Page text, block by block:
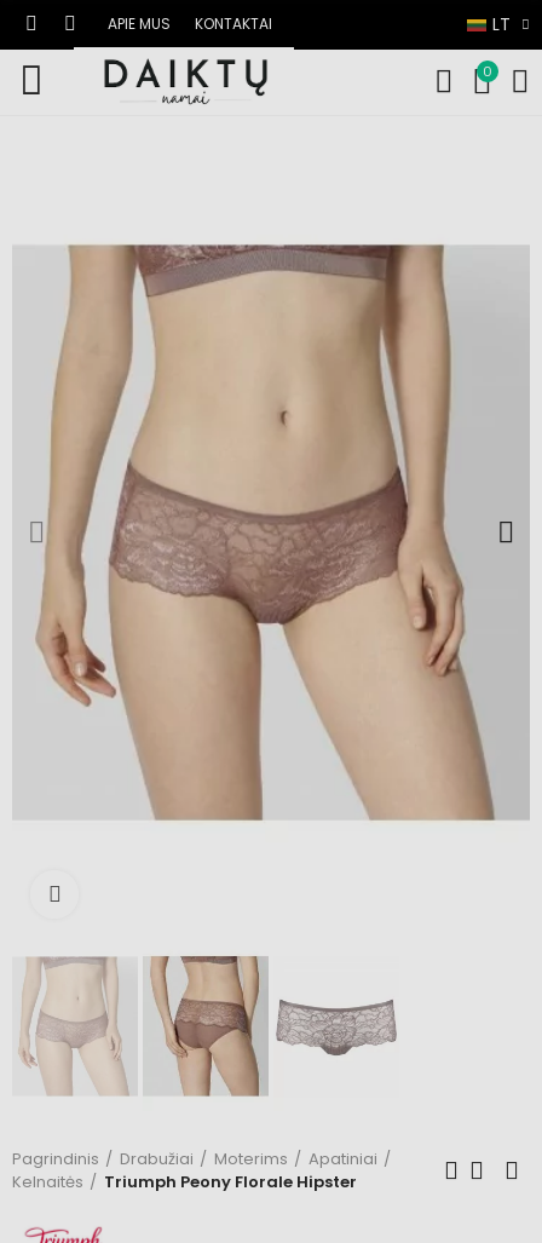
LT
APIE MUS KONTAKTAI
0
Pagrindinis Drabužiai Moterims
Apatiniai
Kelnaitės
Triumph Peony Florale Hipster